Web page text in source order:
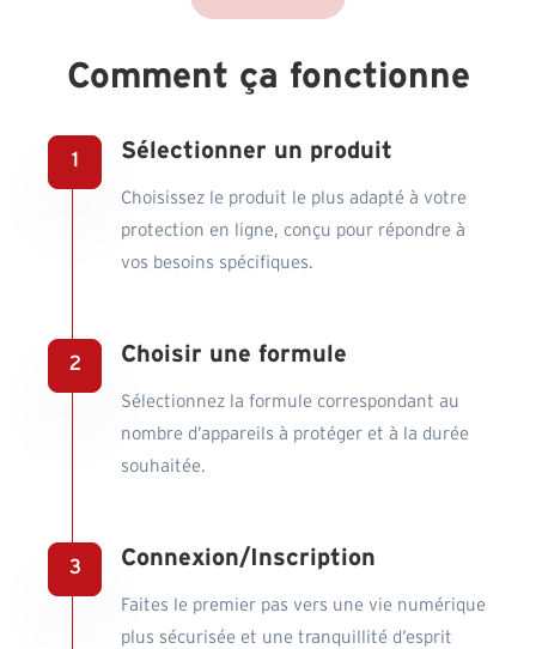
Comment ça fonctionne
Sélectionner un produit
Choisissez le produit le plus adapté à votre
protection en ligne, conçu pour répondre à
vos besoins spécifiques.
Choisir une formule
Sélectionnez la formule correspondant au
nombre d’appareils à protéger et à la durée
souhaitée.
Connexion/Inscription
Faites le premier pas vers une vie numérique
plus sécurisée et une tranquillité d’esprit